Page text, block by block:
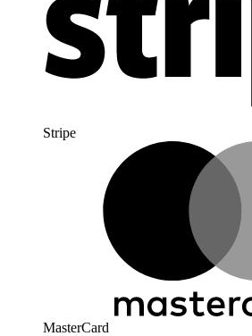
Stripe
MasterCard